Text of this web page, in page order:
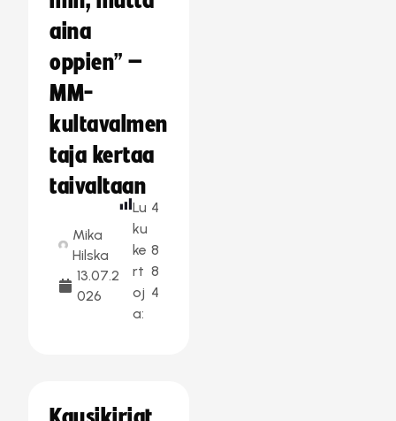
aina
oppien” –
MM-
kultavalmen
taja kertaa
taivaltaan
Mika
Hilska
13.07.2
026
Lu
ku
ke
rt
oj
a:
4
8
8
4